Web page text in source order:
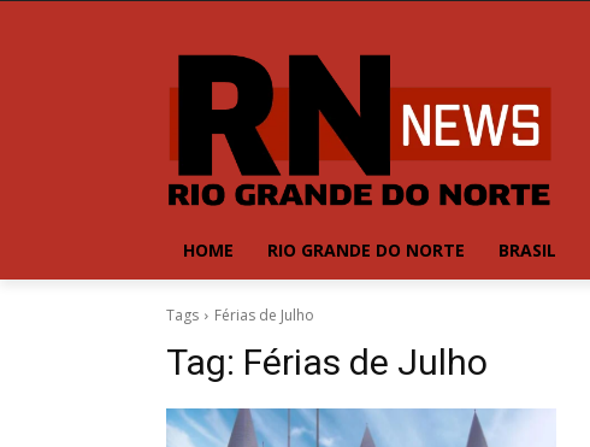
HOME RIO GRANDE DO NORTE BRASIL
Tags Férias de Julho
Tag: Férias de Julho